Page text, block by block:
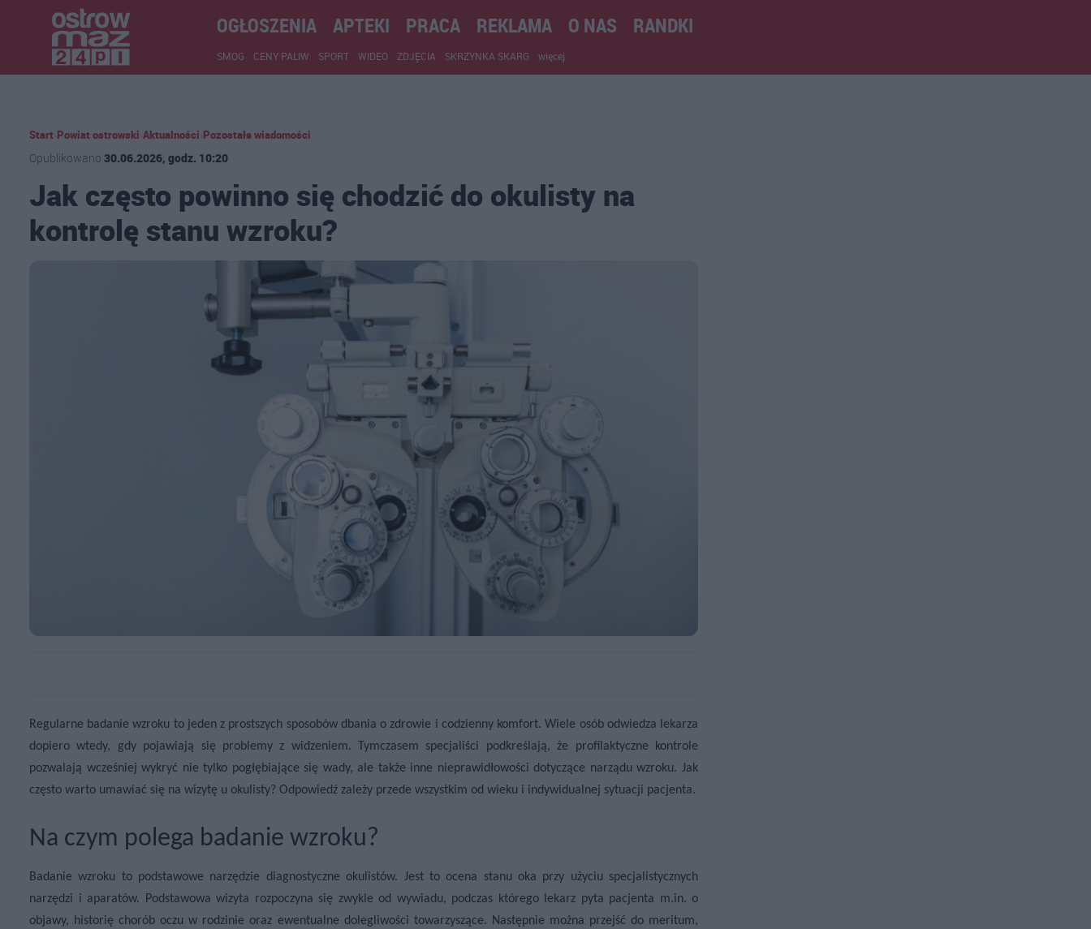
OGŁOSZENIA APTEKI PRACA REKLAMA O NAS RANDKI
SMOG CENY PALIW SPORT WIDEO ZDJĘCIA SKRZYNKA SKARG więcej
Start Powiat ostrowski Aktualności Pozostałe wiadomości
Opublikowano 30.06.2026, godz. 10:20
Jak często powinno się chodzić do okulisty na
kontrolę stanu wzroku?
Regularne badanie wzroku to jeden z prostszych sposobów dbania o zdrowie i codzienny komfort. Wiele osób odwiedza lekarza
dopiero wtedy, gdy pojawiają się problemy z widzeniem. Tymczasem specjaliści podkreślają, że profilaktyczne kontrole
pozwalają wcześniej wykryć nie tylko pogłębiające się wady, ale także inne nieprawidłowości dotyczące narządu wzroku. Jak
często warto umawiać się na wizytę u okulisty? Odpowiedź zależy przede wszystkim od wieku i indywidualnej sytuacji pacjenta.
Na czym polega badanie wzroku?
Badanie wzroku to podstawowe narzędzie diagnostyczne okulistów. Jest to ocena stanu oka przy użyciu specjalistycznych
narzędzi i aparatów. Podstawowa wizyta rozpoczyna się zwykle od wywiadu, podczas którego lekarz pyta pacjenta m.in. o
objawy, historię chorób oczu w rodzinie oraz ewentualne dolegliwości towarzyszące. Następnie można przejść do meritum,